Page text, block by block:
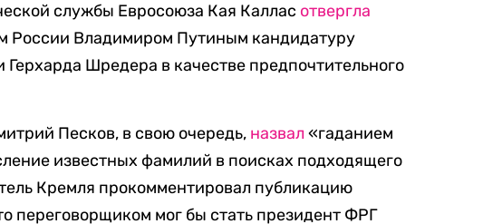
службы Евросоюза Кая Каллас отвергла
России Владимиром Путиным кандидатуру
Шредера в качестве предпочтительного
Песков, в свою очередь, назвал «гаданием
известных фамилий в поисках подходящего
Кремля прокомментировал публикацию
переговорщиком мог бы стать президент ФРГ